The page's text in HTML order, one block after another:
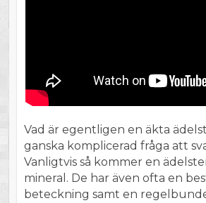
Vad är egentligen en äkta
ganska komplicerad fråga att
Vanligtvis så kommer en
mineral. De har även ofta en
beteckning samt en